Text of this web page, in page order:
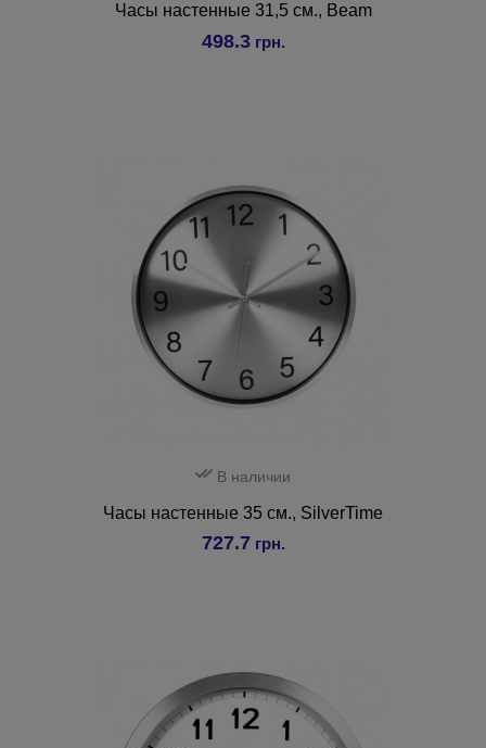
Часы настенные 31,5 см., Beam
498.3грн.
В наличии
Часы настенные 35 см., SilverTime
727.7грн.